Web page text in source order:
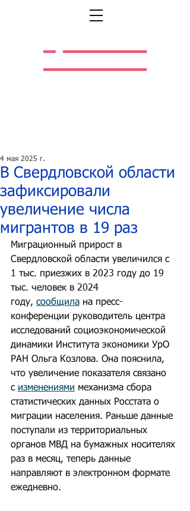
В Свердловской области
зафиксировали
увеличение числа
мигрантов в 19 раз
4 мая 2025 г.
Миграционный прирост в
Свердловской области увеличился с
1 тыс. приезжих в 2023 году до 19
тыс. человек в 2024
году, сообщила на пресс-
конференции руководитель центра
исследований социоэкономической
динамики Института экономики УрО
РАН Ольга Козлова. Она пояснила,
что увеличение показателя связано
с изменениями механизма сбора
статистических данных Росстата о
миграции населения. Раньше данные
поступали из территориальных
органов МВД на бумажных носителях
раз в месяц, теперь данные
направляют в электронном формате
ежедневно.